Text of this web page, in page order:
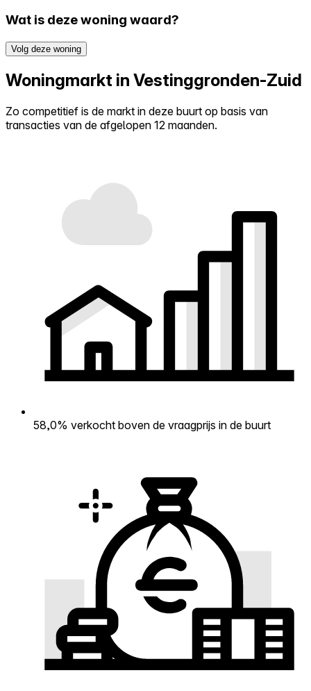
Wat is deze woning waard?
Volg deze woning
Woningmarkt in Vestinggronden-Zuid
Zo competitief is de markt in deze buurt op basis van
transacties van de afgelopen 12 maanden.
58,0% verkocht boven de vraagprijs in de buurt